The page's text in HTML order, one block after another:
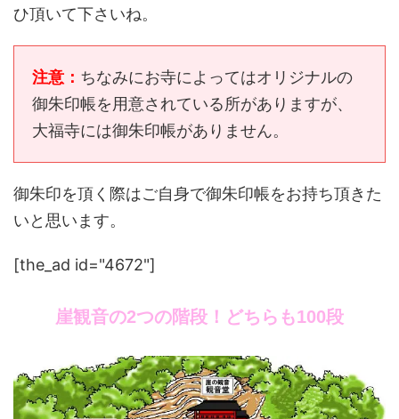
ひ頂いて下さいね。
注意： ちなみにお寺によってはオリジナルの
御朱印帳を用意されている所がありますが、
大福寺には御朱印帳がありません。
御朱印を頂く際はご自身で御朱印帳をお持ち頂きた
いと思います。
[the_ad id="4672"]
崖観音の2つの階段！どちらも100段